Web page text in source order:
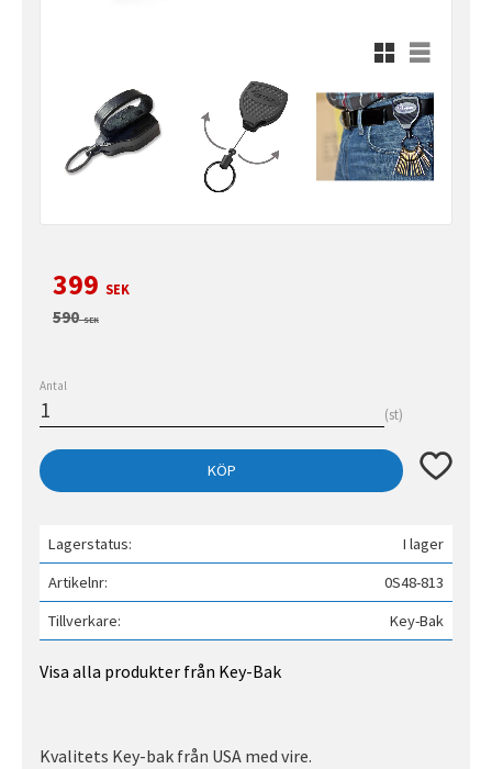
Rutnätsvy
Listvy
Nedsatt pris:
399 SEK
Ordinarie pris:
590SEK
Antal
st
KÖP Lägg till
Lagerstatus
I lager
Artikelnr
0S48-813
Tillverkare
Key-Bak
Visa alla produkter från Key-Bak
Kvalitets Key-bak från USA med vire.